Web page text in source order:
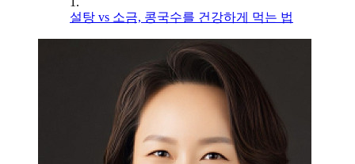
설탕 vs 소금, 콩국수를 건강하게 먹는 법